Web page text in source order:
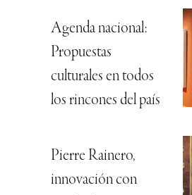
Agenda nacional:
Propuestas
culturales en todos
los rincones del país
Pierre Rainero,
innovación con